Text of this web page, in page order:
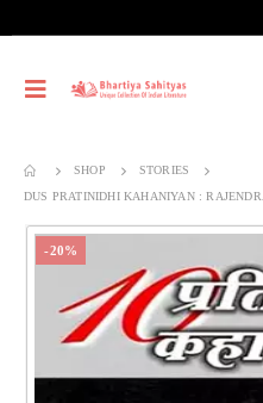
SHOP
STORIES
DUS PRATINIDHI KAHANIYAN :
-20%